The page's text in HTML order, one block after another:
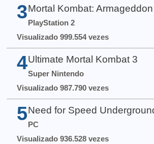
3 Mortal Kombat: Armageddon
PlayStation 2
Visualizado 999.554 vezes
4 Ultimate Mortal Kombat 3
Super Nintendo
Visualizado 987.790 vezes
5 Need for Speed
PC
Visualizado 936.528 vezes